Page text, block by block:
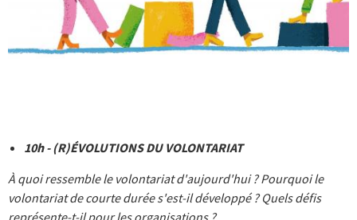
10h - (R)ÉVOLUTIONS DU VOLONTARIAT
À quoi ressemble le volontariat d'aujourd'hui ? Pourquoi le
volontariat de courte durée s'est-il développé ? Quels défis